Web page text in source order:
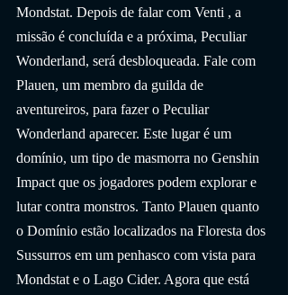
Mondstat. Depois de falar com Venti , a
missão é concluída e a próxima, Peculiar
Wonderland, será desbloqueada. Fale com
Plauen, um membro da guilda de
aventureiros, para fazer o Peculiar
Wonderland aparecer. Este lugar é um
domínio, um tipo de masmorra no Genshin
Impact que os jogadores podem explorar e
lutar contra monstros. Tanto Plauen quanto
o Domínio estão localizados na Floresta dos
Sussurros em um penhasco com vista para
Mondstat e o Lago Cider. Agora que está